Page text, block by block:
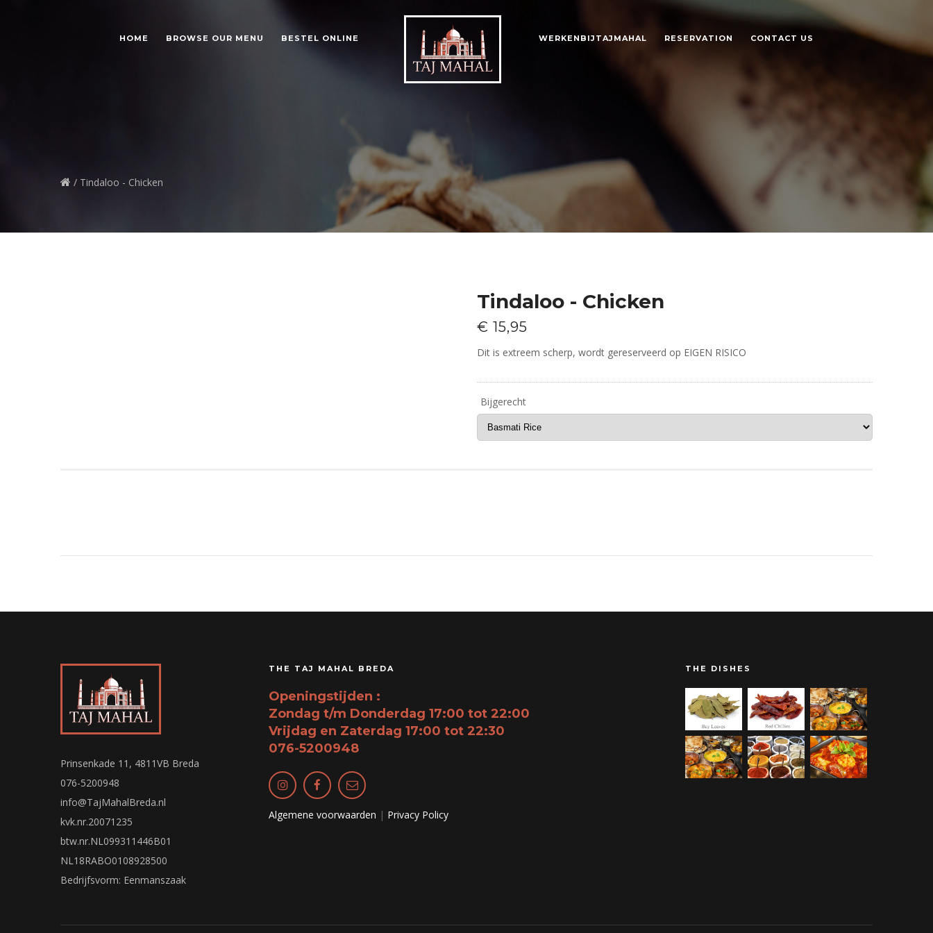
HOME BROWSE OUR MENU BESTEL ONLINE WERKENBIJTAJMAHAL RESERVATION CONTACT US
/ Tindaloo - Chicken
Tindaloo - Chicken
€ 15,95
Dit is extreem scherp, wordt gereserveerd op EIGEN RISICO
Bijgerecht
Prinsenkade 11, 4811VB Breda
076-5200948
info@TajMahalBreda.nl
kvk.nr.20071235
btw.nr.NL099311446B01
NL18RABO0108928500
Bedrijfsvorm: Eenmanszaak
THE TAJ MAHAL BREDA
Openingstijden :
Zondag t/m Donderdag 17:00 tot 22:00
Vrijdag en Zaterdag 17:00 tot 22:30
076-5200948
Algemene voorwaarden | Privacy Policy
THE DISHES